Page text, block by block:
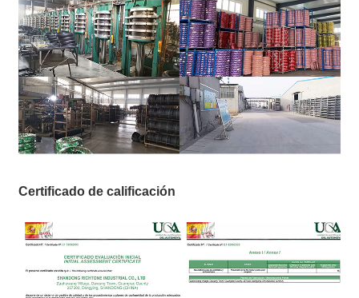
Certificado de calificación